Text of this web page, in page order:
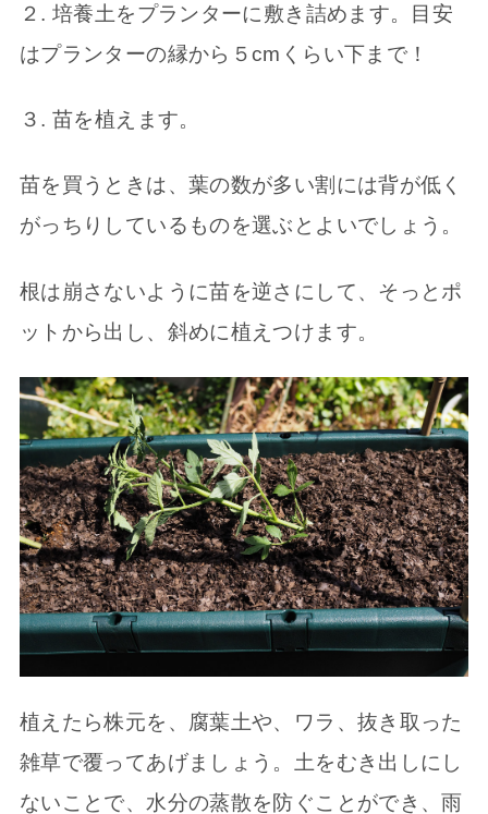
２. 培養土をプランターに敷き詰めます。目安
はプランターの縁から５cmくらい下まで！
３. 苗を植えます。
苗を買うときは、葉の数が多い割には背が低く
がっちりしているものを選ぶとよいでしょう。
根は崩さないように苗を逆さにして、そっとポ
ットから出し、斜めに植えつけます。
植えたら株元を、腐葉土や、ワラ、抜き取った
雑草で覆ってあげましょう。土をむき出しにし
ないことで、水分の蒸散を防ぐことができ、雨